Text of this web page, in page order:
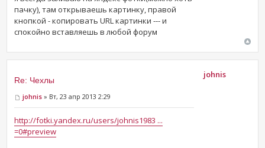
пачку), там открываешь картинку, правой
кнопкой - копировать URL картинки --- и
спокойно вставляешь в любой форум
Re: Чехлы
johnis » Вт, 23 апр 2013 2:29
http://fotki.yandex.ru/users/johnis1983 ...
=0#preview
johnis